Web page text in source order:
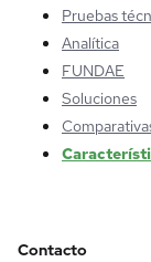
Pruebas
Analítica
FUNDAE
Soluciones
Contacto